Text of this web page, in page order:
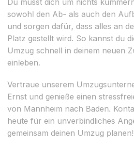
sowohl den Ab- als auch den
und sorgen dafür, dass alles an
Platz gestellt wird. So kannst du
Umzug schnell in deinem neuen
einleben.
Vertraue unserem
Ernst und genieße einen
von Mannheim nach Baden.
heute für ein unverbindliches
gemeinsam deinen Umzug planen!